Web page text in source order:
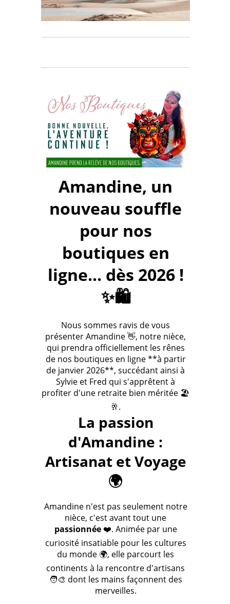
Amandine, un
nouveau souffle
pour nos
boutiques en
ligne... dès 2026 !
✨🛍️
Nous sommes ravis de vous
présenter Amandine 👋, notre nièce,
qui prendra officiellement les rênes
de nos boutiques en ligne **à partir
de janvier 2026**, succédant ainsi à
Sylvie et Fred qui s'apprêtent à
profiter d'une retraite bien méritée 🏖️
🥂.
La passion
d'Amandine :
Artisanat et Voyage
🌍
Amandine n'est pas seulement notre
nièce, c'est avant tout une
passionnée❤️. Animée par une
curiosité insatiable pour les cultures
du monde 🌍, elle parcourt les
continents à la rencontre d'artisans
🧑‍🎨 dont les mains façonnent des
merveilles.